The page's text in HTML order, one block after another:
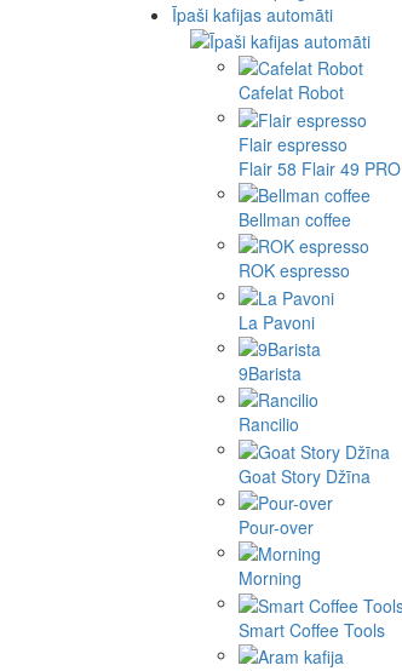
Īpaši kafijas automāti
Cafelat Robot
Flair espresso
Flair 58 Flair 49 PRO
Bellman coffee
ROK espresso
La Pavoni
9Barista
Rancilio
Goat Story Džīna
Pour-over
Morning
Smart Coffee Tools